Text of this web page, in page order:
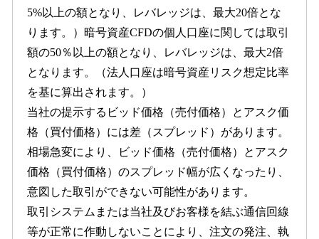
5%以上の額となり、レバレッジは、最大20倍とな
ります。）暗号資産CFDの個人口座に関しては取引
額の50％以上の額となり、レバレッジは、最大2倍
となります。（法人口座は暗号資産リスク想定比率
を基に算出されます。）
当社の提示するビッド価格（売付価格）とアスク価
格（買付価格）には差（スプレッド）があります。
相場急変により、ビッド価格（売付価格）とアスク
価格（買付価格）のスプレッド幅が広くなったり、
意図した取引ができない可能性があります。
取引システムまたは当社及びお客様を結ぶ通信回線
等が正常に作動しないことにより、注文の発注、執